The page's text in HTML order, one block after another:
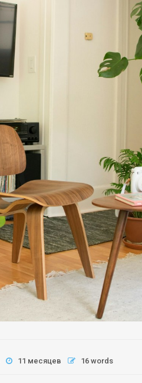
11 месяцев 16 words